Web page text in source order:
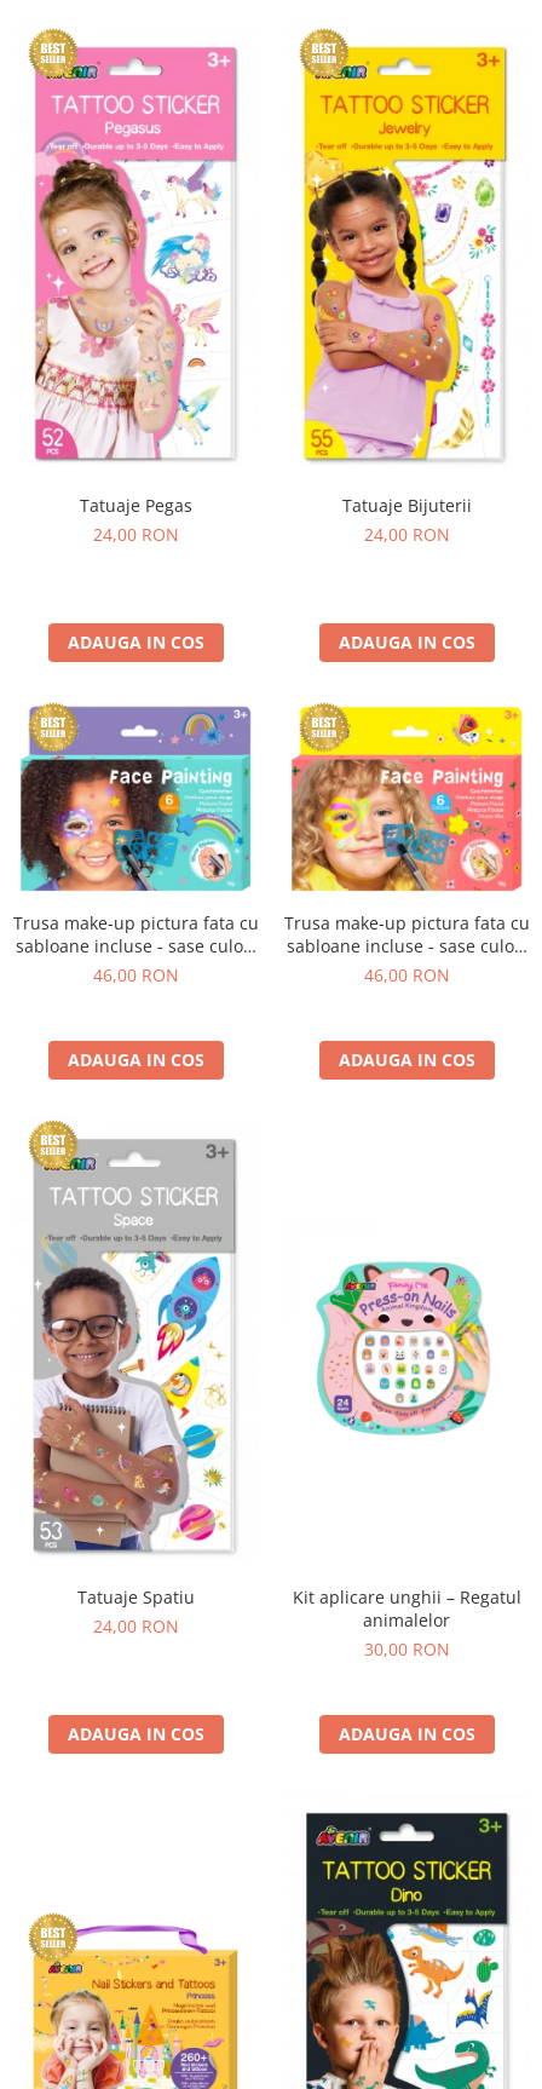
Tatuaje Pegas
24,00 RON
ADAUGA IN COS
Tatuaje Bijuterii
24,00 RON
ADAUGA IN COS
Trusa make-up pictura fata cu
sabloane incluse - sase culori
non-alergice - curcubeu si
46,00 RON
ADAUGA IN COS
Trusa make-up pictura fata cu
sabloane incluse - sase culori
non-alergice - flori si fluturi
46,00 RON
ADAUGA IN COS
Tatuaje Spatiu
24,00 RON
ADAUGA IN COS
Kit aplicare unghii – Regatul
animalelor
30,00 RON
ADAUGA IN COS